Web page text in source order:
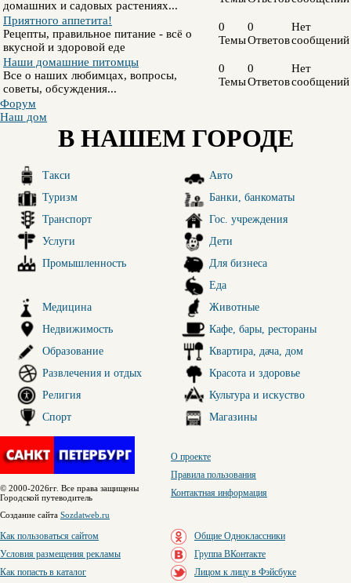
домашних и садовых растениях...
Приятного аппетита!
Рецепты, правильное питание - всё о
вкусной и здоровой еде
0
Темы
0
Ответов
Нет
сообщений
Наши домашние питомцы
Все о наших любимцах, вопросы,
советы, обсуждения...
0
Темы
0
Ответов
Нет
сообщений
Форум
Наш дом
В НАШЕМ ГОРОДЕ
Такси
Туризм
Транспорт
Услуги
Промышленность
Авто
Банки, банкоматы
Гос. учреждения
Дети
Для бизнеса
Еда
Медицина
Недвижимость
Образование
Развлечения и отдых
Религия
Спорт
Животные
Кафе, бары, рестораны
Квартира, дача, дом
Красота и здоровье
Культура и искуство
Магазины
© 2000-2026гг. Все права защищены
Городской путеводитель
Создание сайта Sozdatweb.ru
О проекте
Правила пользования
Контактная информация
Как пользоваться сайтом
Условия размещения рекламы
Как попасть в каталог
Общие Одноклассники
Группа ВКонтакте
Лицом к лицу в Фэйсбуке